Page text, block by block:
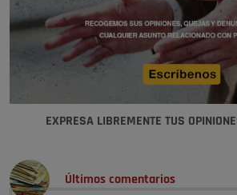
EXPRESA LIBREMENTE TUS
Últimos comentarios